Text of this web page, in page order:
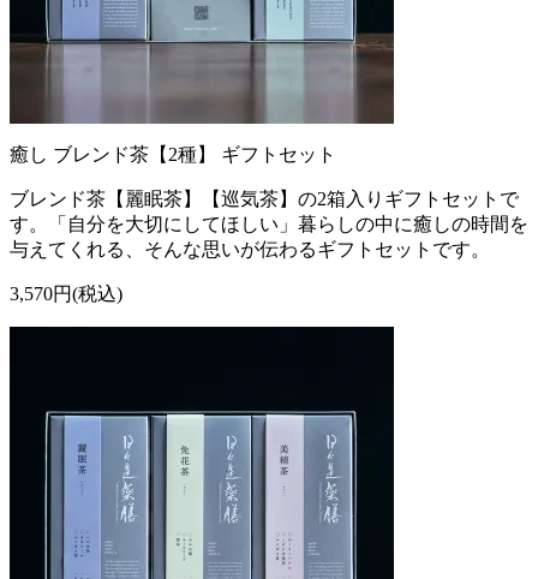
癒し ブレンド茶【2種】 ギフトセット
ブレンド茶【麗眠茶】【巡気茶】の2箱入りギフトセットで
す。「自分を大切にしてほしい」暮らしの中に癒しの時間を
与えてくれる、そんな思いが伝わるギフトセットです。
3,570円(税込)